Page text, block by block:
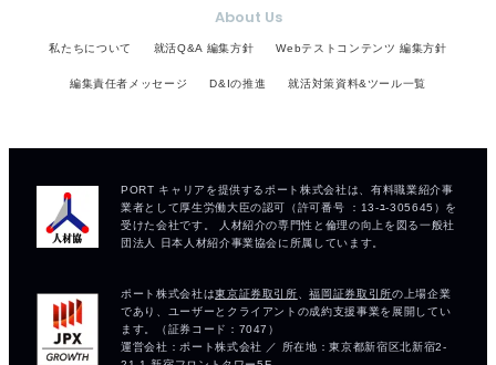
About Us
私たちについて 就活Q&A 編集方針 Webテストコンテンツ 編集方針
編集責任者メッセージ D&Iの推進 就活対策資料&ツール一覧